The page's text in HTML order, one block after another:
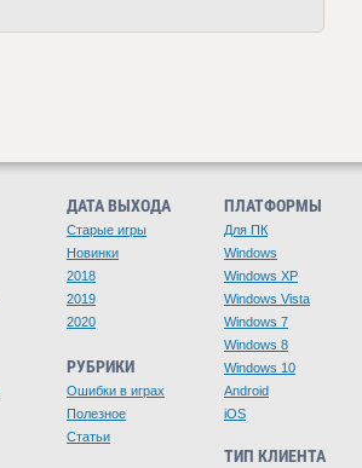
ДАТА ВЫХОДА
Старые игры
Новинки
2018
2019
2020
РУБРИКИ
Ошибки в играх
Полезное
Статьи
ПЛАТФОРМЫ
Для ПК
Windows
Windows XP
Windows Vista
Windows 7
Windows 8
Windows 10
Android
iOS
ТИП КЛИЕНТА